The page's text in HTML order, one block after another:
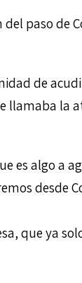
paso de
de
llamaba la
es algo a
desde
que ya